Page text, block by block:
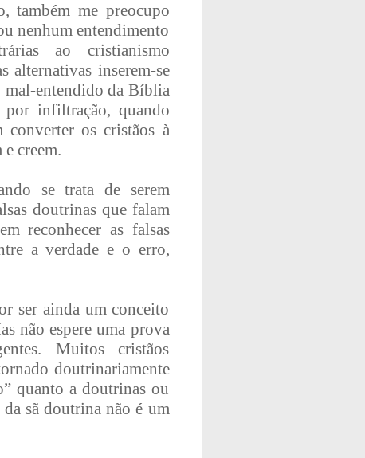
também me preocupo
nenhum entendimento
ao cristianismo
alternativas inserem-se
mal-entendido da Bíblia
infiltração, quando
converter os cristãos à
e creem.
se trata de serem
doutrinas que falam
reconhecer as falsas
a verdade e o erro,
ser ainda um conceito
não espere uma prova
Muitos cristãos
doutrinariamente
quanto a doutrinas ou
sã doutrina não é um